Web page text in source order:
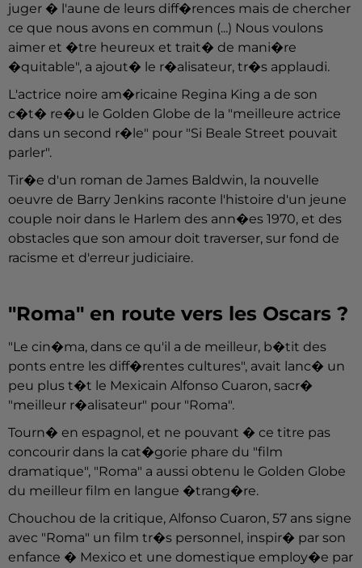
juger � l'aune de leurs diff�rences mais de chercher
ce que nous avons en commun (...) Nous voulons
aimer et �tre heureux et trait� de mani�re
�quitable", a ajout� le r�alisateur, tr�s applaudi.
L'actrice noire am�ricaine Regina King a de son
c�t� re�u le Golden Globe de la "meilleure actrice
dans un second r�le" pour "Si Beale Street pouvait
parler".
Tir�e d'un roman de James Baldwin, la nouvelle
oeuvre de Barry Jenkins raconte l'histoire d'un jeune
couple noir dans le Harlem des ann�es 1970, et des
obstacles que son amour doit traverser, sur fond de
racisme et d'erreur judiciaire.
"Roma" en route vers les Oscars ?
"Le cin�ma, dans ce qu'il a de meilleur, b�tit des
ponts entre les diff�rentes cultures", avait lanc� un
peu plus t�t le Mexicain Alfonso Cuaron, sacr�
"meilleur r�alisateur" pour "Roma".
Tourn� en espagnol, et ne pouvant � ce titre pas
concourir dans la cat�gorie phare du "film
dramatique", "Roma" a aussi obtenu le Golden Globe
du meilleur film en langue �trang�re.
Chouchou de la critique, Alfonso Cuaron, 57 ans signe
avec "Roma" un film tr�s personnel, inspir� par son
enfance � Mexico et une domestique employ�e par